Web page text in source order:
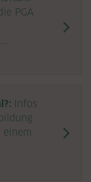
PGA
Infos
einem